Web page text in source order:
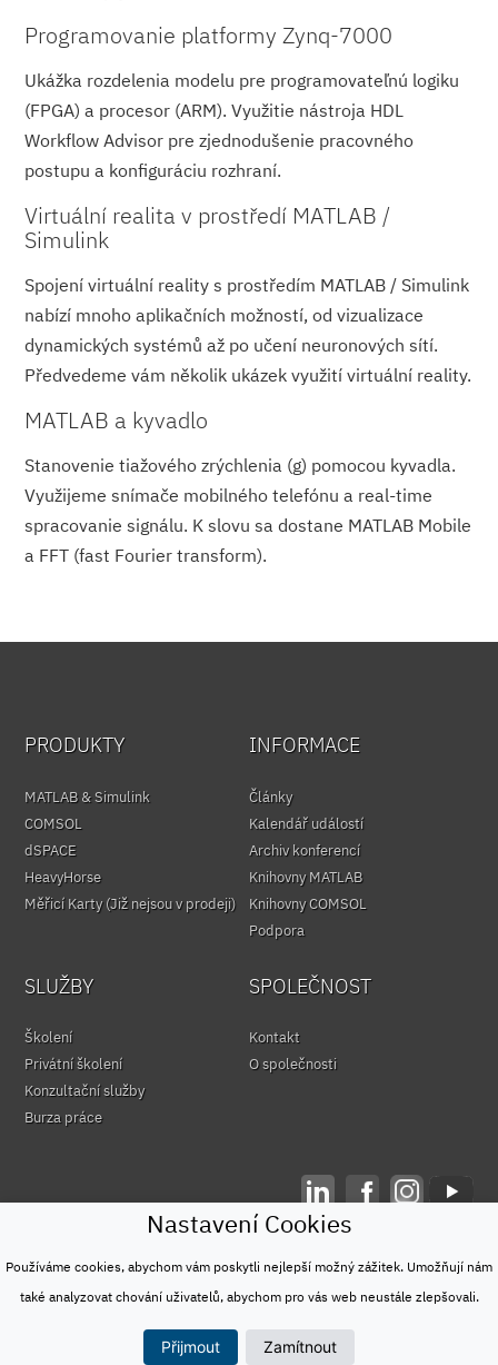
Programovanie platformy Zynq-7000
Ukážka rozdelenia modelu pre programovateľnú logiku
(FPGA) a procesor (ARM). Využitie nástroja HDL
Workflow Advisor pre zjednodušenie pracovného
postupu a konfiguráciu rozhraní.
Virtuální realita v prostředí MATLAB /
Simulink
Spojení virtuální reality s prostředím MATLAB / Simulink
nabízí mnoho aplikačních možností, od vizualizace
dynamických systémů až po učení neuronových sítí.
Předvedeme vám několik ukázek využití virtuální reality.
MATLAB a kyvadlo
Stanovenie tiažového zrýchlenia (g) pomocou kyvadla.
Využijeme snímače mobilného telefónu a real-time
spracovanie signálu. K slovu sa dostane MATLAB Mobile
a FFT (fast Fourier transform).
Nastavení Cookies
Používáme cookies, abychom vám poskytli nejlepší možný zážitek. Umožňují nám
také analyzovat chování uživatelů, abychom pro vás web neustále zlepšovali.
Přijmout Zamítnout
PRODUKTY
MATLAB & Simulink
COMSOL
dSPACE
HeavyHorse
Měřicí Karty (Již nejsou v prodeji)
INFORMACE
Články
Kalendář událostí
Archiv konferencí
Knihovny MATLAB
Knihovny COMSOL
Podpora
SLUŽBY
Školení
Privátní školení
Konzultační služby
Burza práce
SPOLEČNOST
Kontakt
O společnosti
© HUMUSOFT 1991 - 2026
Ochrana osobních údajů
&